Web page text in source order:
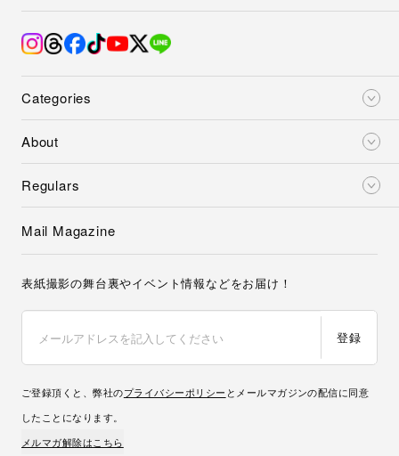
Categories
About
Regulars
Mail Magazine
表紙撮影の舞台裏やイベント情報などをお届け！
登録
ご登録頂くと、弊社のプライバシーポリシー とメールマガジンの配信に同意
したことになります。
メルマガ解除はこちら